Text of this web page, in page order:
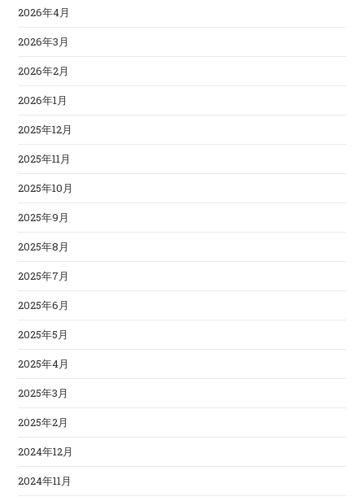
2026年4月
2026年3月
2026年2月
2026年1月
2025年12月
2025年11月
2025年10月
2025年9月
2025年8月
2025年7月
2025年6月
2025年5月
2025年4月
2025年3月
2025年2月
2024年12月
2024年11月